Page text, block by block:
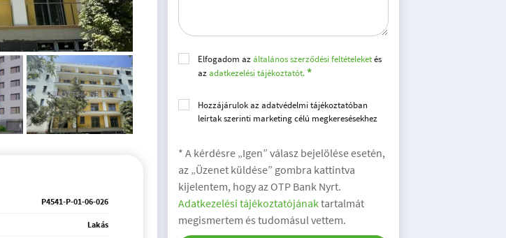
P4541-P-01-06-026
Lakás
Elfogadom azáltalános szerződési feltételeketés
azadatkezelési tájékoztatót.
Hozzájárulok az adatvédelmi tájékoztatóban
leírtak szerinti marketing célú megkeresésekhez
* A kérdésre „Igen” válasz bejelölése esetén,
az „Üzenet küldése” gombra kattintva
kijelentem, hogy az OTP Bank Nyrt.
Adatkezelési tájékoztatójánaktartalmát
megismertem és tudomásul vettem.